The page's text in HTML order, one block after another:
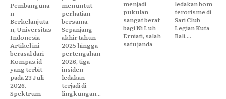
Pembanguna
n
Berkelanjuta
n, Universitas
Indonesia
Artikel ini
berasal dari
Kompas.id
yang terbit
pada 23 Juli
2026.
Spektrum
menuntut
perhatian
bersama.
Sepanjang
akhir tahun
2025 hingga
pertengahan
2026, tiga
insiden
ledakan
terjadi di
lingkungan...
menjadi
pukulan
sangat berat
bagi Ni Luh
Erniati, salah
satu janda
ledakan bom
terorisme di
Sari Club
Legian Kuta
Bali,...